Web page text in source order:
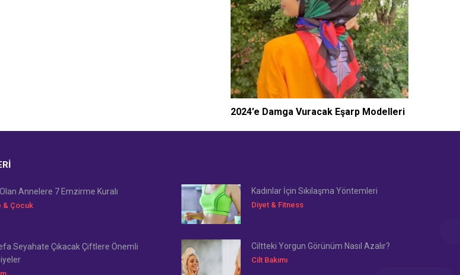
2024’e Damga Vuracak Eşarp Modelleri
Annelere 7 Emzirme Kuralı
& Çocuk
Kadınlar İçin Sıkılaşma Yöntemleri
Diyet & Fitness
Seyahate Çıkacak Çiftlere Önemli
Ciltteki Yorgun Görünüm Nasıl Azalır?
Cilt Bakımı